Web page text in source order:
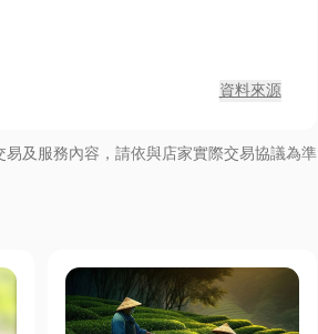
資料來源
及服務內容，請依與店家實際交易協議為準